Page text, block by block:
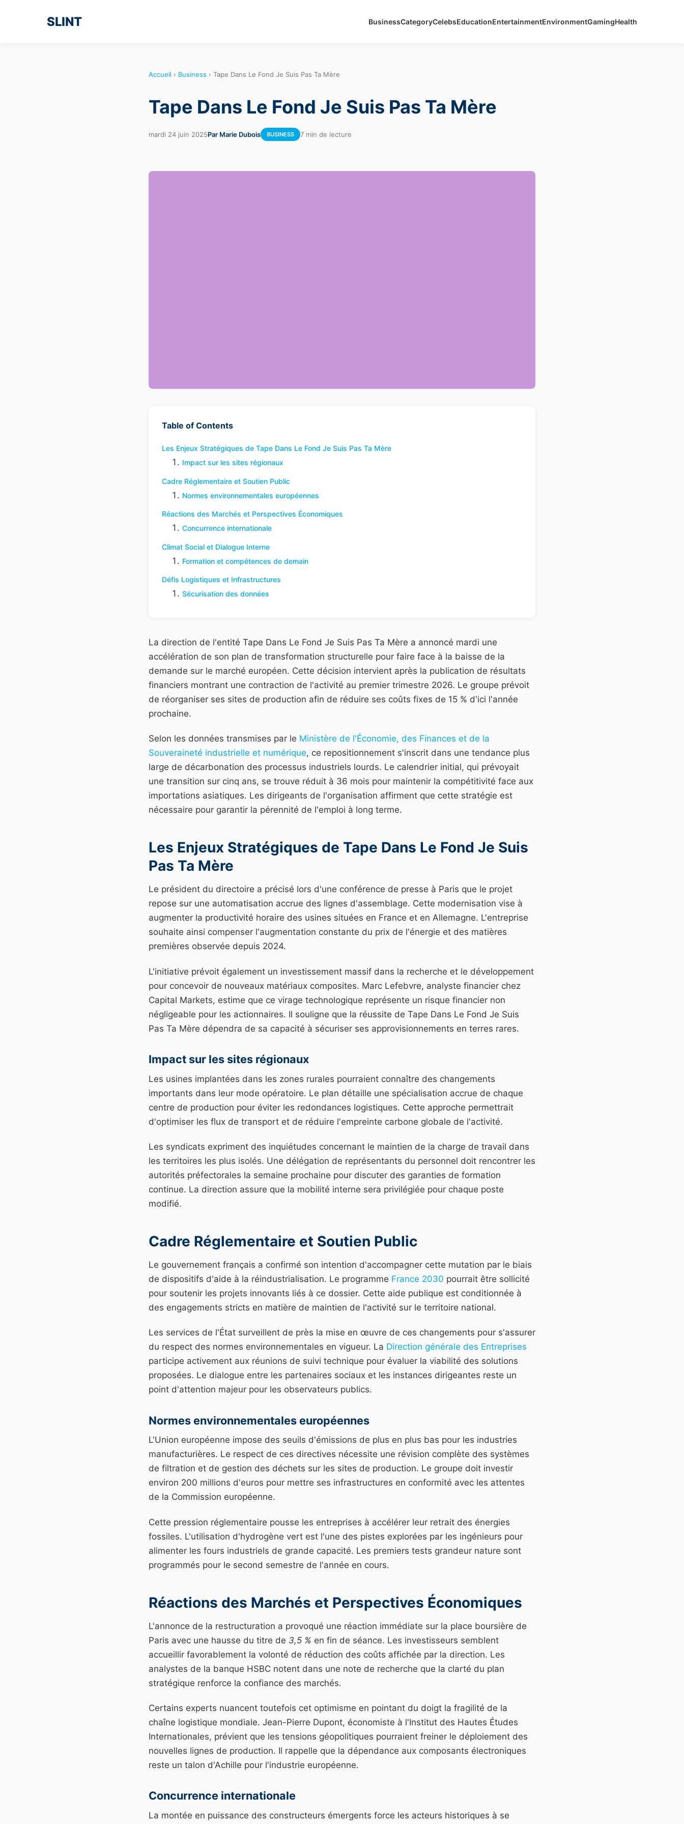
SLINT BusinessCategoryCelebsEducationEntertainmentEnvironmentGamingHealth
Accueil › Business › Tape Dans Le Fond Je Suis Pas Ta Mère
Tape Dans Le Fond Je Suis Pas Ta Mère
mardi 24 juin 2025Par Marie Dubois BUSINESS 7 min de lecture
Table of Contents
Les Enjeux Stratégiques de Tape Dans Le Fond Je Suis Pas Ta Mère
Impact sur les sites régionaux
Cadre Réglementaire et Soutien Public
Normes environnementales européennes
Réactions des Marchés et Perspectives Économiques
Concurrence internationale
Climat Social et Dialogue Interne
Formation et compétences de demain
Défis Logistiques et Infrastructures
Sécurisation des données
La direction de l'entité Tape Dans Le Fond Je Suis Pas Ta Mère a annoncé mardi une
accélération de son plan de transformation structurelle pour faire face à la baisse de la
demande sur le marché européen. Cette décision intervient après la publication de résultats
financiers montrant une contraction de l'activité au premier trimestre 2026. Le groupe prévoit
de réorganiser ses sites de production afin de réduire ses coûts fixes de 15 % d'ici l'année
prochaine.
Selon les données transmises par le Ministère de l'Économie, des Finances et de la
Souveraineté industrielle et numérique, ce repositionnement s'inscrit dans une tendance plus
large de décarbonation des processus industriels lourds. Le calendrier initial, qui prévoyait
une transition sur cinq ans, se trouve réduit à 36 mois pour maintenir la compétitivité face aux
importations asiatiques. Les dirigeants de l'organisation affirment que cette stratégie est
nécessaire pour garantir la pérennité de l'emploi à long terme.
Les Enjeux Stratégiques de Tape Dans Le Fond Je Suis
Pas Ta Mère
Le président du directoire a précisé lors d'une conférence de presse à Paris que le projet
repose sur une automatisation accrue des lignes d'assemblage. Cette modernisation vise à
augmenter la productivité horaire des usines situées en France et en Allemagne. L'entreprise
souhaite ainsi compenser l'augmentation constante du prix de l'énergie et des matières
premières observée depuis 2024.
L'initiative prévoit également un investissement massif dans la recherche et le développement
pour concevoir de nouveaux matériaux composites. Marc Lefebvre, analyste financier chez
Capital Markets, estime que ce virage technologique représente un risque financier non
négligeable pour les actionnaires. Il souligne que la réussite de Tape Dans Le Fond Je Suis
Pas Ta Mère dépendra de sa capacité à sécuriser ses approvisionnements en terres rares.
Impact sur les sites régionaux
Les usines implantées dans les zones rurales pourraient connaître des changements
importants dans leur mode opératoire. Le plan détaille une spécialisation accrue de chaque
centre de production pour éviter les redondances logistiques. Cette approche permettrait
d'optimiser les flux de transport et de réduire l'empreinte carbone globale de l'activité.
Les syndicats expriment des inquiétudes concernant le maintien de la charge de travail dans
les territoires les plus isolés. Une délégation de représentants du personnel doit rencontrer les
autorités préfectorales la semaine prochaine pour discuter des garanties de formation
continue. La direction assure que la mobilité interne sera privilégiée pour chaque poste
modifié.
Cadre Réglementaire et Soutien Public
Le gouvernement français a confirmé son intention d'accompagner cette mutation par le biais
de dispositifs d'aide à la réindustrialisation. Le programme France 2030 pourrait être sollicité
pour soutenir les projets innovants liés à ce dossier. Cette aide publique est conditionnée à
des engagements stricts en matière de maintien de l'activité sur le territoire national.
Les services de l'État surveillent de près la mise en œuvre de ces changements pour s'assurer
du respect des normes environnementales en vigueur. La Direction générale des Entreprises
participe activement aux réunions de suivi technique pour évaluer la viabilité des solutions
proposées. Le dialogue entre les partenaires sociaux et les instances dirigeantes reste un
point d'attention majeur pour les observateurs publics.
Normes environnementales européennes
L'Union européenne impose des seuils d'émissions de plus en plus bas pour les industries
manufacturières. Le respect de ces directives nécessite une révision complète des systèmes
de filtration et de gestion des déchets sur les sites de production. Le groupe doit investir
environ 200 millions d'euros pour mettre ses infrastructures en conformité avec les attentes
de la Commission européenne.
Cette pression réglementaire pousse les entreprises à accélérer leur retrait des énergies
fossiles. L'utilisation d'hydrogène vert est l'une des pistes explorées par les ingénieurs pour
alimenter les fours industriels de grande capacité. Les premiers tests grandeur nature sont
programmés pour le second semestre de l'année en cours.
Réactions des Marchés et Perspectives Économiques
L'annonce de la restructuration a provoqué une réaction immédiate sur la place boursière de
Paris avec une hausse du titre de 3,5 % en fin de séance. Les investisseurs semblent
accueillir favorablement la volonté de réduction des coûts affichée par la direction. Les
analystes de la banque HSBC notent dans une note de recherche que la clarté du plan
stratégique renforce la confiance des marchés.
Certains experts nuancent toutefois cet optimisme en pointant du doigt la fragilité de la
chaîne logistique mondiale. Jean-Pierre Dupont, économiste à l'Institut des Hautes Études
Internationales, prévient que les tensions géopolitiques pourraient freiner le déploiement des
nouvelles lignes de production. Il rappelle que la dépendance aux composants électroniques
reste un talon d'Achille pour l'industrie européenne.
Concurrence internationale
La montée en puissance des constructeurs émergents force les acteurs historiques à se